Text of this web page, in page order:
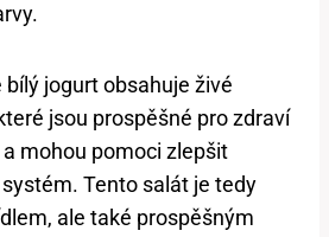
jogurt obsahuje živé
jsou prospěšné pro zdraví
mohou pomoci zlepšit
Tento salát je tedy
ale také prospěšným